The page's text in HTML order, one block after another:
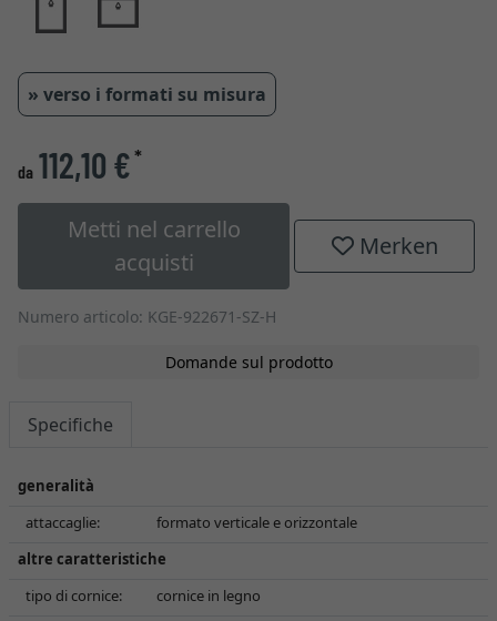
» verso i formati su misura
da 112,10 €*
Metti nel carrello
acquisti
Merken
Numero articolo: KGE-922671-SZ-H
Domande sul prodotto
Specifiche
generalità
attaccaglie:
formato verticale e orizzontale
altre caratteristiche
tipo di cornice:
cornice in legno